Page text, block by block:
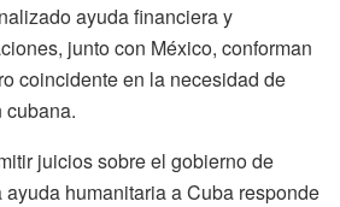
ayuda financiera y
junto con México, conforman
coincidente en la necesidad de
cubana.
juicios sobre el gobierno de
humanitaria a Cuba responde